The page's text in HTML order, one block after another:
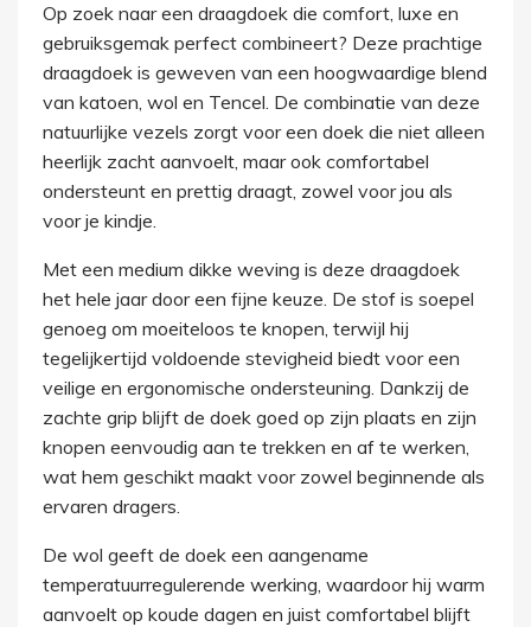
Op zoek naar een draagdoek die comfort, luxe en
gebruiksgemak perfect combineert? Deze prachtige
draagdoek is geweven van een hoogwaardige blend
van katoen, wol en Tencel. De combinatie van deze
natuurlijke vezels zorgt voor een doek die niet alleen
heerlijk zacht aanvoelt, maar ook comfortabel
ondersteunt en prettig draagt, zowel voor jou als
voor je kindje.
Met een medium dikke weving is deze draagdoek
het hele jaar door een fijne keuze. De stof is soepel
genoeg om moeiteloos te knopen, terwijl hij
tegelijkertijd voldoende stevigheid biedt voor een
veilige en ergonomische ondersteuning. Dankzij de
zachte grip blijft de doek goed op zijn plaats en zijn
knopen eenvoudig aan te trekken en af te werken,
wat hem geschikt maakt voor zowel beginnende als
ervaren dragers.
De wol geeft de doek een aangename
temperatuurregulerende werking, waardoor hij warm
aanvoelt op koude dagen en juist comfortabel blijft